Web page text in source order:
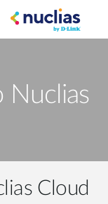
Nuclias
Cloud